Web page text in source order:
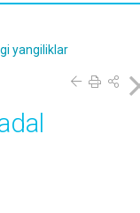
yangiliklar